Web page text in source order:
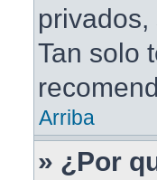
Tan solo
Arriba
» ¿Por